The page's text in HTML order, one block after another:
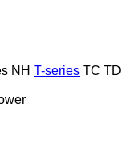
NH T-series TC TD